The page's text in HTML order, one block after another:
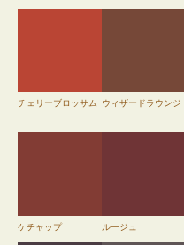
チェリーブロッサム ウィザードラウンジ
ケチャップ ルージュ